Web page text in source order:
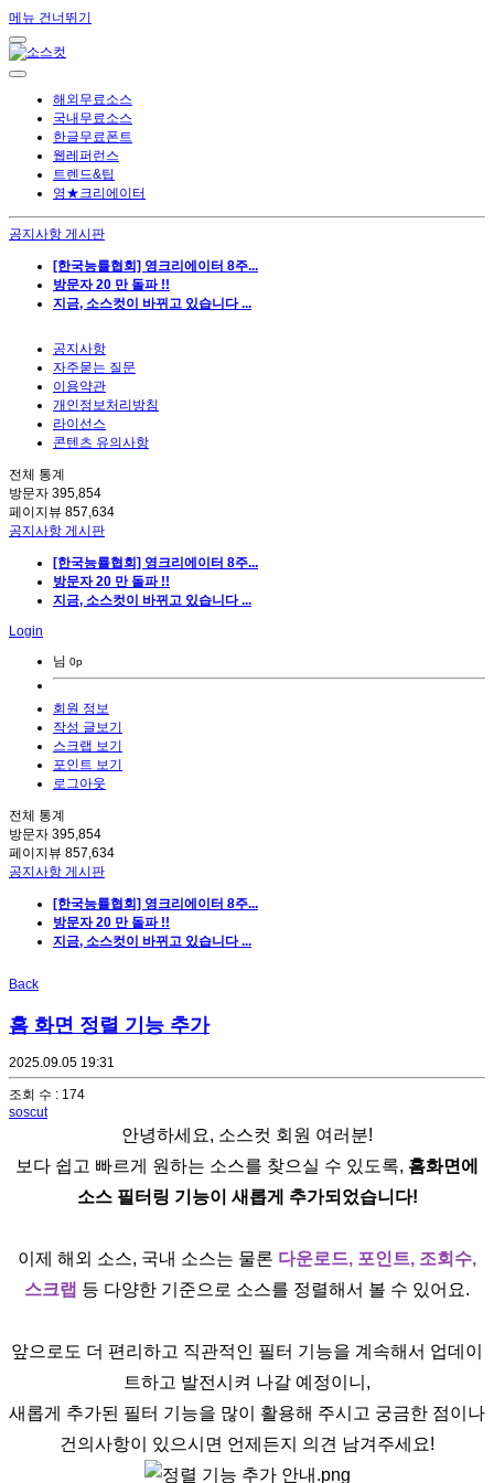
메뉴 건너뛰기
해외무료소스
국내무료소스
한글무료폰트
웹레퍼런스
트렌드&팁
영★크리에이터
공지사항 게시판
[한국능률협회] 영크리에이터 8주...
방문자 20 만 돌파 !!
지금, 소스컷이 바뀌고 있습니다 ...
공지사항
자주묻는 질문
이용약관
개인정보처리방침
라이선스
콘텐츠 유의사항
전체 통계
방문자 395,854
페이지뷰 857,634
공지사항 게시판
[한국능률협회] 영크리에이터 8주...
방문자 20 만 돌파 !!
지금, 소스컷이 바뀌고 있습니다 ...
Login
님 0p
회원 정보
작성 글보기
스크랩 보기
포인트 보기
로그아웃
전체 통계
방문자 395,854
페이지뷰 857,634
공지사항 게시판
[한국능률협회] 영크리에이터 8주...
방문자 20 만 돌파 !!
지금, 소스컷이 바뀌고 있습니다 ...
Back
홈 화면 정렬 기능 추가
2025.09.05 19:31
조회 수 : 174
soscut
안녕하세요, 소스컷 회원 여러분!
보다 쉽고 빠르게 원하는 소스를 찾으실 수 있도록, 홈화면에
소스 필터링 기능이 새롭게 추가되었습니다!
이제 해외 소스, 국내 소스는 물론 다운로드, 포인트, 조회수,
스크랩 등 다양한 기준으로 소스를 정렬해서 볼 수 있어요.
앞으로도 더 편리하고 직관적인 필터 기능을 계속해서 업데이
트하고 발전시켜 나갈 예정이니,
새롭게 추가된 필터 기능을 많이 활용해 주시고 궁금한 점이나
건의사항이 있으시면 언제든지 의견 남겨주세요!